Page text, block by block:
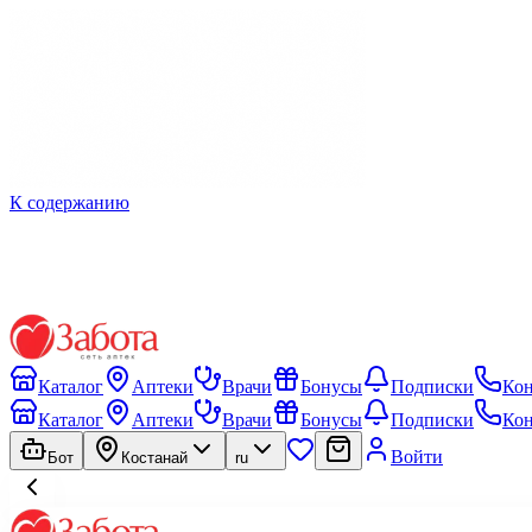
К содержанию
Каталог Аптеки Врачи Бонусы Подписки
Каталог
Аптеки Врачи Бонусы Подписки
Бот Костанай ru Войти